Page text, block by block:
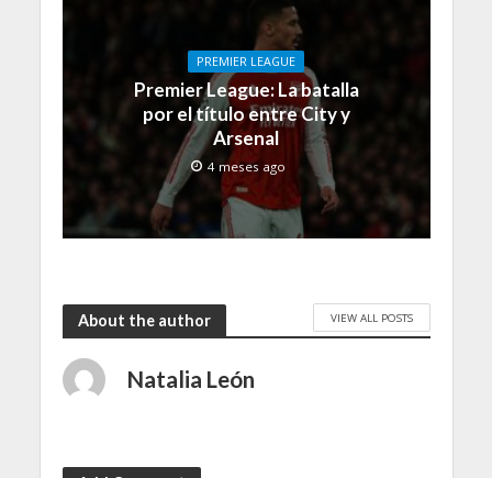
PREMIER LEAGUE
Premier League: La batalla
por el título entre City y
Arsenal
4 meses ago
About the author VIEW ALL POSTS
Natalia León